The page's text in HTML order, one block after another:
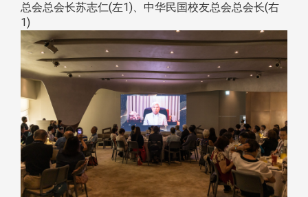
总会总会长苏志仁(左1)、中华民国校友总会总会长(右
1)